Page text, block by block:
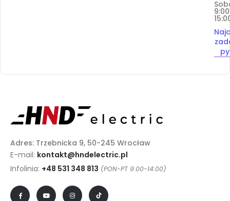
Adres: Trzebnicka 9, 50-245 Wrocław
E-mail: kontakt@hndelectric.pl
Infolinia: +48 531 348 813 (PON-PT 9:00-14:00)